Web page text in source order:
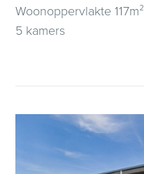
Woonoppervlakte 117m²
5 kamers